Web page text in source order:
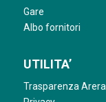
Gare
Albo fornitori
UTILITA’
Trasparenza Arera